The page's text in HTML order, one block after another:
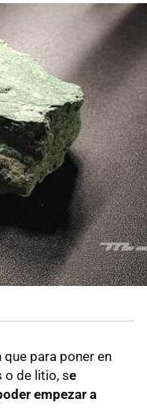
para poner en
o de litio, se
empezar a